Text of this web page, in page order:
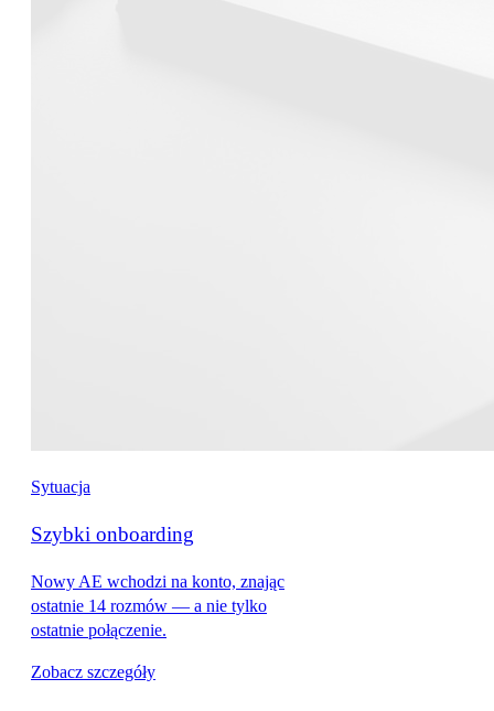
Sytuacja
Szybki onboarding
Nowy AE wchodzi na konto, znając
ostatnie 14 rozmów — a nie tylko
ostatnie połączenie.
Zobacz szczegóły